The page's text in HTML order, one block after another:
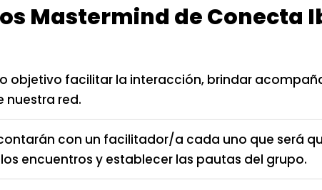
Mastermind de Conecta
objetivo facilitar la interacción, brindar
nuestra red.
con un facilitador/a cada uno que será
encuentros y establecer las pautas del grupo.